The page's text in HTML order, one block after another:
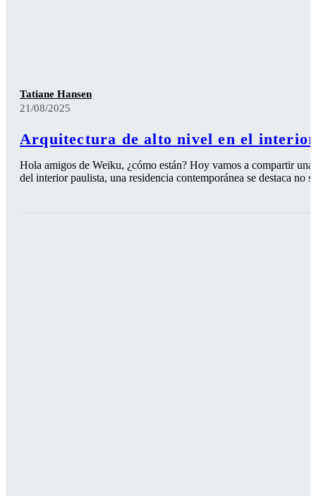
Tatiane Hansen
21/08/2025
Arquitectura de alto nivel en el
Hola amigos de Weiku, ¿cómo están? Hoy vamos a compartir
del interior paulista, una residencia contemporánea se destaca